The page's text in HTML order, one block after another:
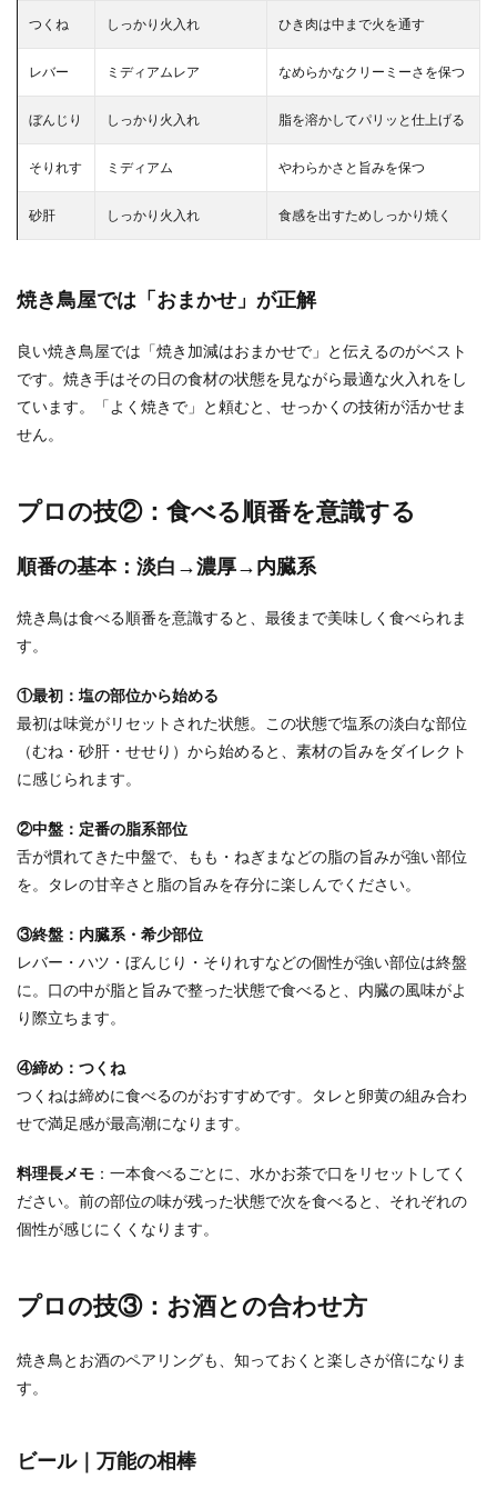
つくね しっかり火入れ ひき肉は中まで火を通す
レバー ミディアムレア なめらかなクリーミーさを保つ
ぼんじり しっかり火入れ 脂を溶かしてパリッと仕上げる
そりれす ミディアム やわらかさと旨みを保つ
砂肝 しっかり火入れ 食感を出すためしっかり焼く
焼き鳥屋では「おまかせ」が正解
良い焼き鳥屋では「焼き加減はおまかせで」と伝えるのがベスト
です。焼き手はその日の食材の状態を見ながら最適な火入れをし
ています。「よく焼きで」と頼むと、せっかくの技術が活かせま
せん。
プロの技②：食べる順番を意識する
順番の基本：淡白→濃厚→内臓系
焼き鳥は食べる順番を意識すると、最後まで美味しく食べられま
す。
①最初：塩の部位から始める
最初は味覚がリセットされた状態。この状態で塩系の淡白な部位
（むね・砂肝・せせり）から始めると、素材の旨みをダイレクト
に感じられます。
②中盤：定番の脂系部位
舌が慣れてきた中盤で、もも・ねぎまなどの脂の旨みが強い部位
を。タレの甘辛さと脂の旨みを存分に楽しんでください。
③終盤：内臓系・希少部位
レバー・ハツ・ぼんじり・そりれすなどの個性が強い部位は終盤
に。口の中が脂と旨みで整った状態で食べると、内臓の風味がよ
り際立ちます。
④締め：つくね
つくねは締めに食べるのがおすすめです。タレと卵黄の組み合わ
せで満足感が最高潮になります。
料理長メモ ：一本食べるごとに、水かお茶で口をリセットしてく
ださい。前の部位の味が残った状態で次を食べると、それぞれの
個性が感じにくくなります。
プロの技③：お酒との合わせ方
焼き鳥とお酒のペアリングも、知っておくと楽しさが倍になりま
す。
ビール｜万能の相棒